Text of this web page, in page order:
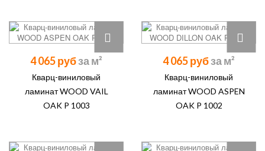
4 065 руб
Кварц-виниловый
ламинат WOOD VAIL
OAK P 1003
4 065 руб
Кварц-виниловый
ламинат WOOD ASPEN
OAK P 1002